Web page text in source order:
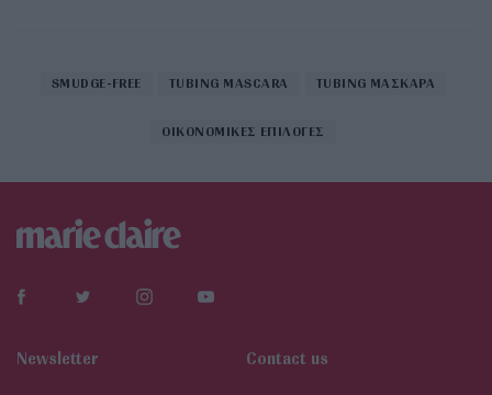
SMUDGE-FREE TUBING MASCARA TUBING ΜΑΣΚΑΡΑ
ΟΙΚΟΝΟΜΙΚΕΣ ΕΠΙΛΟΓΕΣ
Newsletter Contact us